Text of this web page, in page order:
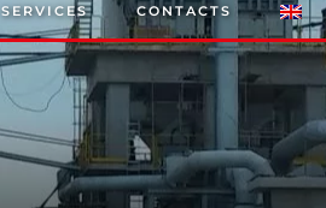
SERVICES CONTACTS